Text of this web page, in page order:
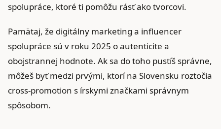
spolupráce, ktoré ti pomôžu rásť ako tvorcovi.
Pamätaj, že digitálny marketing a influencer
spolupráce sú v roku 2025 o autenticite a
obojstrannej hodnote. Ak sa do toho pustíš správne,
môžeš byť medzi prvými, ktorí na Slovensku roztočia
cross-promotion s írskymi značkami správnym
spôsobom.